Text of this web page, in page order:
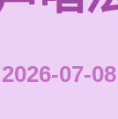
07-